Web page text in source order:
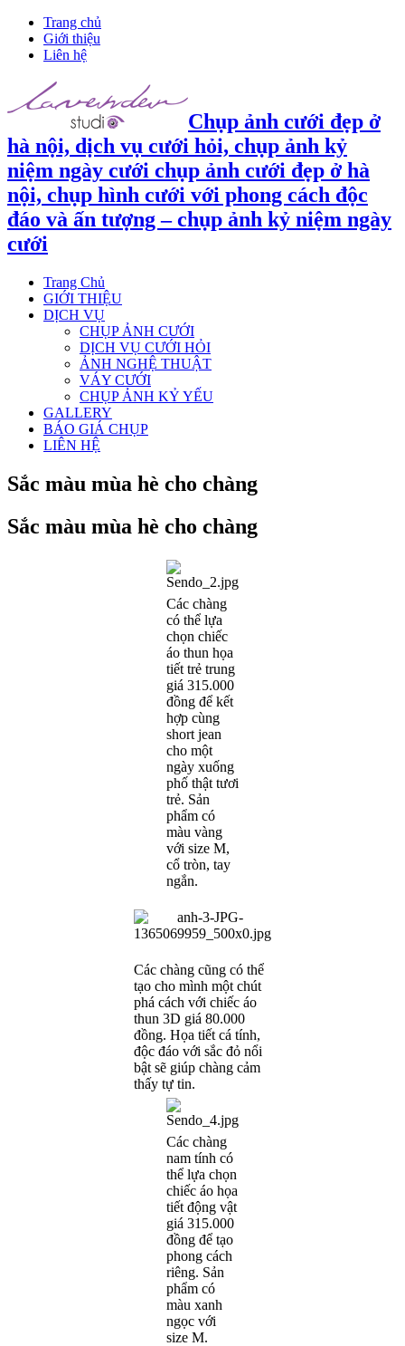
Trang chủ
Giới thiệu
Liên hệ
Chụp ảnh cưới đẹp ở
hà nội, dịch vụ cưới hỏi, chụp ảnh kỷ
niệm ngày cưới chụp ảnh cưới đẹp ở hà
nội, chụp hình cưới với phong cách độc
đáo và ấn tượng – chụp ảnh kỷ niệm ngày
cưới
Trang Chủ
GIỚI THIỆU
DỊCH VỤ
CHỤP ẢNH CƯỚI
DỊCH VỤ CƯỚI HỎI
ẢNH NGHỆ THUẬT
VÁY CƯỚI
CHỤP ẢNH KỶ YẾU
GALLERY
BÁO GIÁ CHỤP
LIÊN HỆ
Sắc màu mùa hè cho chàng
Sắc màu mùa hè cho chàng
Các chàng
có thể lựa
chọn chiếc
áo thun họa
tiết trẻ trung
giá 315.000
đồng để kết
hợp cùng
short jean
cho một
ngày xuống
phố thật tươi
trẻ. Sản
phẩm có
màu vàng
với size M,
cổ tròn, tay
ngắn.
Các chàng cũng có thể
tạo cho mình một chút
phá cách với chiếc áo
thun 3D giá 80.000
đồng. Họa tiết cá tính,
độc đáo với sắc đỏ nổi
bật sẽ giúp chàng cảm
thấy tự tin.
Các chàng
nam tính có
thể lựa chọn
chiếc áo họa
tiết động vật
giá 315.000
đồng để tạo
phong cách
riêng. Sản
phẩm có
màu xanh
ngọc với
size M.